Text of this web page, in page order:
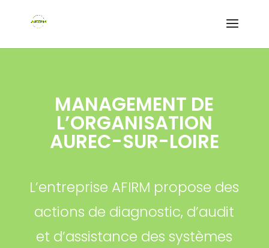
MANAGEMENT DE
L’ORGANISATION
AUREC-SUR-LOIRE
L’entreprise AFIRM propose des
actions de diagnostic, d’audit
et d’assistance des systèmes